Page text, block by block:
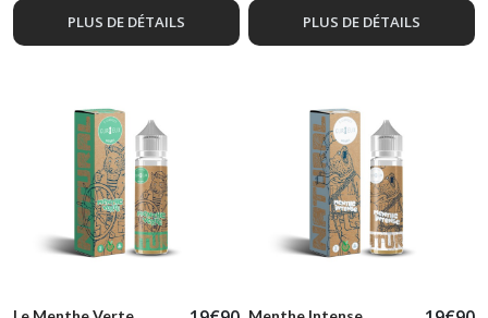
PLUS DE DÉTAILS PLUS DE DÉTAILS